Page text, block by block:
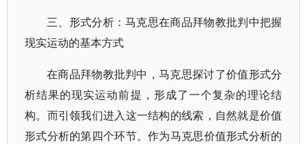
三、形式分析：马克思在商品拜物教批判中把握
现实运动的基本方式
在商品拜物教批判中，马克思探讨了价值形式分
析结果的现实运动前提，形成了一个复杂的理论结
构。而引领我们进入这一结构的线索，自然就是价值
形式分析的第四个环节。作为马克思价值形式分析的